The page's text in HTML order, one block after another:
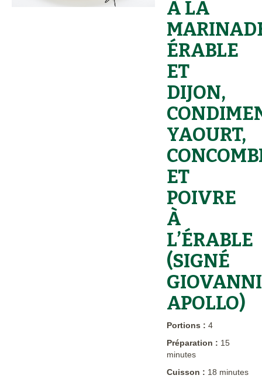
À LA
ÉRABLE
ET
DIJON,
YAOURT,
ET
POIVRE
À
L’ÉRABLE
(SIGNÉ
GIOVANNI
APOLLO)
Portions : 4
Préparation : 15
minutes
Cuisson : 18 minutes